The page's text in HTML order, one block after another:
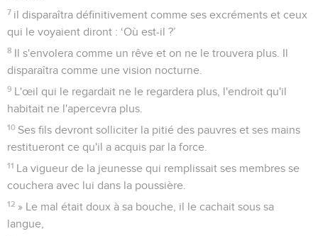
7 il disparaîtra définitivement comme ses excréments et ceux
qui le voyaient diront : ‘Où est-il ?’
8 Il s'envolera comme un rêve et on ne le trouvera plus. Il
disparaîtra comme une vision nocturne.
9 L'œil qui le regardait ne le regardera plus, l'endroit qu'il
habitait ne l'apercevra plus.
10 Ses fils devront solliciter la pitié des pauvres et ses mains
restitueront ce qu'il a acquis par la force.
11 La vigueur de la jeunesse qui remplissait ses membres se
couchera avec lui dans la poussière.
12 » Le mal était doux à sa bouche, il le cachait sous sa
langue,